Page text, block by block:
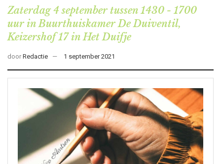
Zaterdag 4 september tussen 1430 - 1700
uur in Buurthuiskamer De Duiventil,
Keizershof 17 in Het Duifje
door Redactie 1 september 2021